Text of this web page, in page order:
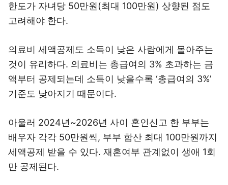
한도가 자녀당 50만원(최대 100만원) 상향된 점도
고려해야 한다.
의료비 세액공제도 소득이 낮은 사람에게 몰아주는
것이 유리하다. 의료비는 총급여의 3% 초과하는 금
액부터 공제되는데 소득이 낮을수록 ‘총급여의 3%’
기준도 낮아지기 때문이다.
아울러 2024년~2026년 사이 혼인신고 한 부부는
배우자 각각 50만원씩, 부부 합산 최대 100만원까지
세액공제 받을 수 있다. 재혼여부 관계없이 생애 1회
만 공제된다.